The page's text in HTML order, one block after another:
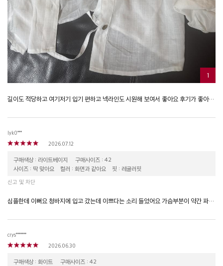
1
길이도 적당하고 여기저기 입기 편하고 넥라인도 시원해 보여서 좋아요 후기가 좋아서 믿고 구입했어요
lyk0***
2026.07.12
구매색상 : 라이트베이지
구매사이즈 : 42
사이즈 : 딱 맞아요
컬러 : 화면과 같아요 핏 : 레귤러핏
신고 및 차단
심플한데 이뻐요 청바지에 입고 갔는데 이쁘다는 소리 들었어요 가슴부분이 약간 파인 느낌이 있어요
crys*******
2026.06.30
구매색상 : 화이트
구매사이즈 : 42